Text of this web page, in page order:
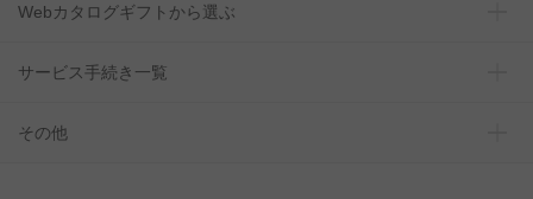
Webカタログギフトから選ぶ
サービス手続き一覧
その他